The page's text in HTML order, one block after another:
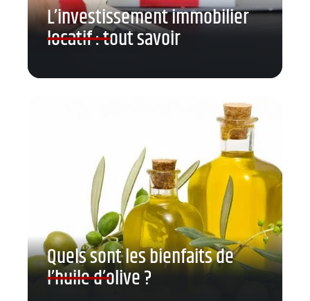
L’investissement immobilier
locatif : tout savoir
Quels sont les bienfaits de
l’huile d’olive ?